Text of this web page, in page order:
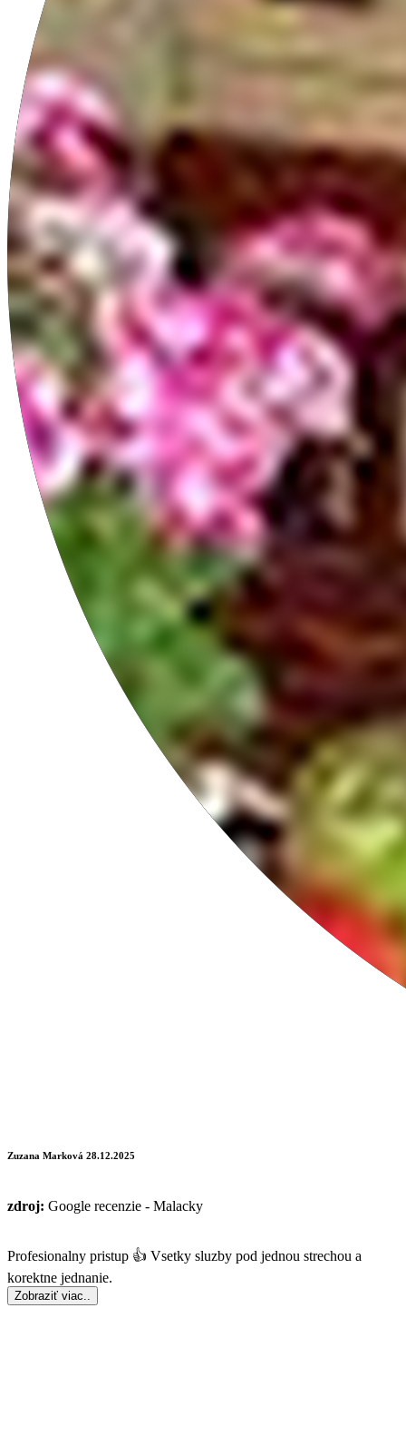
Zuzana Marková 28.12.2025
zdroj: Google recenzie - Malacky
Profesionalny pristup 👍 Vsetky sluzby pod jednou strechou a
korektne jednanie.
Zobraziť viac..